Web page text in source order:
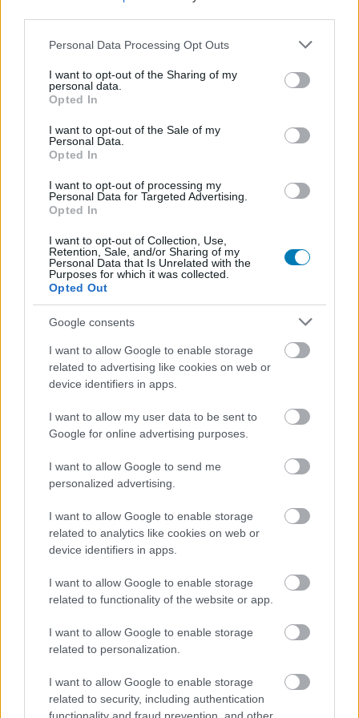
Please note that this website/app uses one or more Google
not limited to your visit or usage behaviour. You may click to
grant or deny consent to Google and its third-party tags to
use your data for below specified purposes in below Google
consent section.
Personal Data Processing Opt Outs
I want to opt-out of the Sharing of my
personal data.
Opted In
I want to opt-out of the Sale of my
Personal Data.
Opted In
I want to opt-out of processing my
Personal Data for Targeted Advertising.
Opted In
I want to opt-out of Collection, Use,
Retention, Sale, and/or Sharing of my
Personal Data that Is Unrelated with the
Purposes for which it was collected.
Opted Out
Google consents
I want to allow Google to enable storage
related to advertising like cookies on web or
device identifiers in apps.
I want to allow my user data to be sent to
Google for online advertising purposes.
I want to allow Google to send me
personalized advertising.
I want to allow Google to enable storage
related to analytics like cookies on web or
device identifiers in apps.
I want to allow Google to enable storage
related to functionality of the website or app.
I want to allow Google to enable storage
related to personalization.
I want to allow Google to enable storage
related to security, including authentication
Hozzászólások
Marcus "Notch" Persson - az
igazi gamer
2013 november 30. 08:00
Perssonról minden játékos példát vehet. Egy
megható tanmese következik a játékok és a
szakma tiszteletéről és egy visszautasított
ajándékról.
Unmute Loaded:
21.86%
Azért ne gondoljuk, hogy Markus Persson-nal annyira
elszaladt volna a ló, hogy csak úgy pökhendiségből
visszautasítson bármit is. A történet ennél sokkal
nemesebb.
Minecraftatyaúristene élete egyik legjobb napját
töltötte a barátaival, amit természetesen a rajongókkal